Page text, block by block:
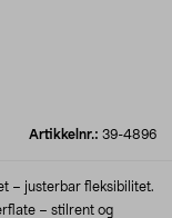
Artikkelnr.: 39-4896
– justerbar fleksibilitet.
– stilrent og